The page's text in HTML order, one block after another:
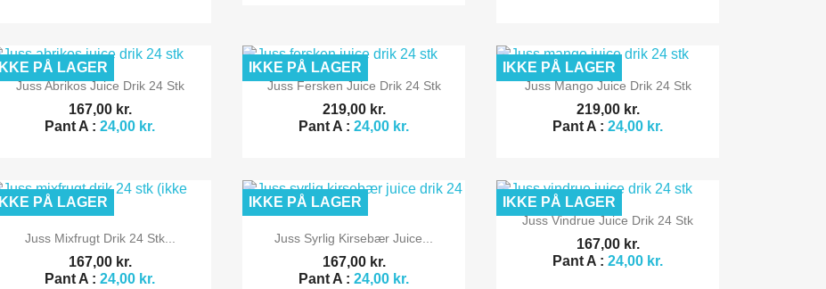
 Vis her
Juss Abrikos Juice Drik 24 Stk
167,00 kr.
Pant A :24,00 kr.
IKKE PÅ LAGER
 Vis her
Juss Fersken Juice Drik 24 Stk
219,00 kr.
Pant A :24,00 kr.
IKKE PÅ LAGER
 Vis her
Juss Mango Juice Drik 24 Stk
219,00 kr.
Pant A :24,00 kr.
IKKE PÅ LAGER
 Vis her
Juss Mixfrugt Drik 24 Stk...
167,00 kr.
Pant A :24,00 kr.
IKKE PÅ LAGER
 Vis her
Juss Syrlig Kirsebær Juice...
167,00 kr.
Pant A :24,00 kr.
IKKE PÅ LAGER
 Vis her
Juss Vindrue Juice Drik 24 Stk
167,00 kr.
Pant A :24,00 kr.
IKKE PÅ LAGER